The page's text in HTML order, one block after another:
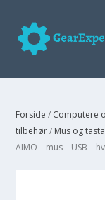
Forside / Computere
tilbehør/ Mus og
AIMO – mus – USB –